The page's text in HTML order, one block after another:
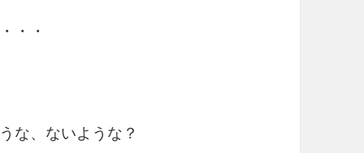
・・
な、ないような？